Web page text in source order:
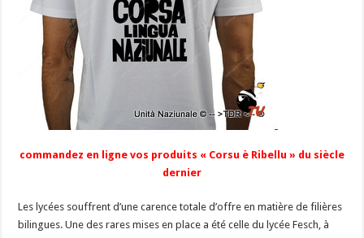
commandez en ligne vos produits « Corsu è Ribellu » du siècle
dernier
Les lycées souffrent d’une carence totale d’offre en matière de filières
bilingues. Une des rares mises en place a été celle du lycée Fesch, à